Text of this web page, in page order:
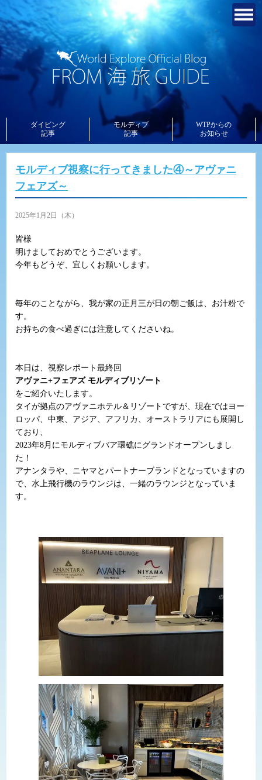
ダイビング
記事
モルディブ
記事
WTPからの
お知らせ
モルディブ視察に行ってきました④～アヴァニ
フェアズ～
2025年1月2日（木）
皆様
明けましておめでとうございます。
今年もどうぞ、宜しくお願いします。
毎年のことながら、我が家の正月三が日の朝ご飯は、お汁粉で
す。
お持ちの食べ過ぎには注意してくださいね。
本日は、視察レポート最終回
アヴァニ+フェアズ モルディブリゾート
をご紹介いたします。
タイが拠点のアヴァニホテル＆リゾートですが、現在ではヨー
ロッパ、中東、アジア、アフリカ、オーストラリアにも展開し
ており、
2023年8月にモルディブバア環礁にグランドオープンしまし
た！
アナンタラや、ニヤマとパートナーブランドとなっていますの
で、水上飛行機のラウンジは、一緒のラウンジとなっていま
す。